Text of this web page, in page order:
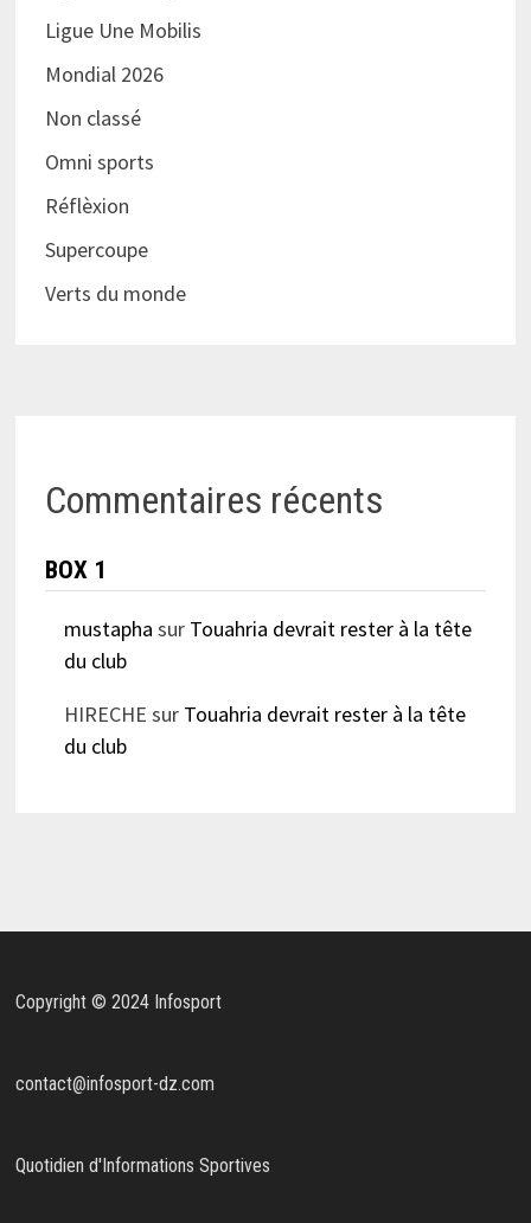
Ligue Une Mobilis
Mondial 2026
Non classé
Omni sports
Réflèxion
Supercoupe
Verts du monde
Commentaires récents
BOX 1
mustapha sur Touahria devrait rester à la tête
du club
HIRECHE sur Touahria devrait rester à la tête
du club
Copyright © 2024 Infosport
contact@infosport-dz.com
Quotidien d'Informations Sportives